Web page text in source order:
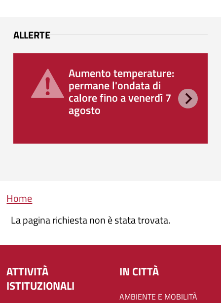
ALLERTE
Aumento temperature:
permane l'ondata di
calore fino a venerdì 7
agosto
Briciole di pane
Home
La pagina richiesta non è stata trovata.
ATTIVITÀ
ISTITUZIONALI
IN CITTÀ
AMBIENTE E MOBILITÀ